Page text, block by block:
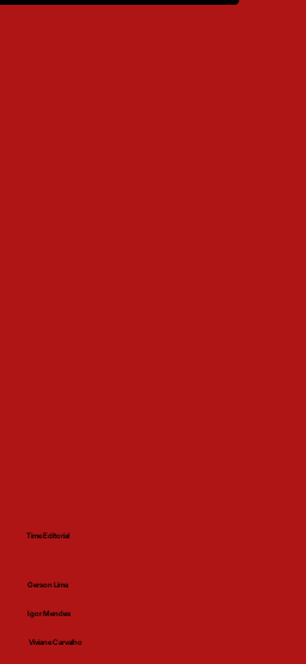
Time Editorial
Gerson Lima
Igor Mendes
Viviane Carvalho